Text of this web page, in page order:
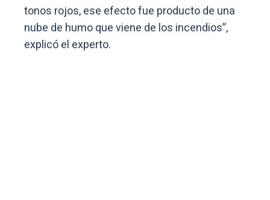
tonos rojos, ese efecto fue producto de una
nube de humo que viene de los incendios”,
explicó el experto.